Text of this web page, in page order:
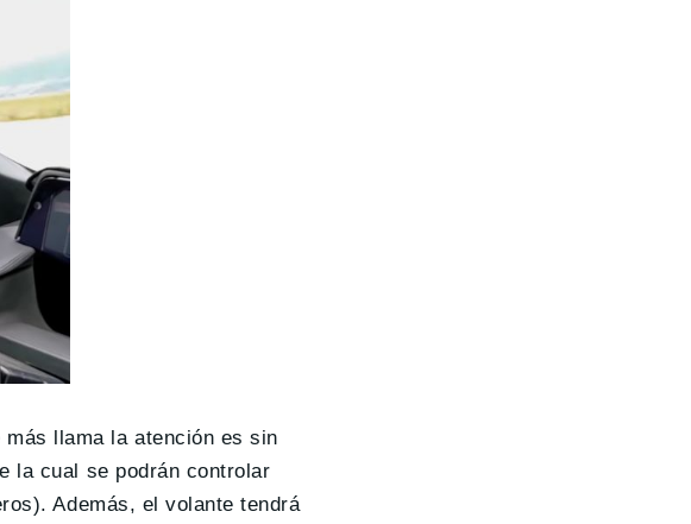
más llama la atención es sin
la cual se podrán controlar
Además, el volante tendrá